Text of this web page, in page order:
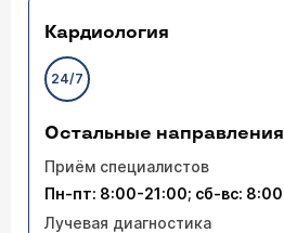
Кардиология
24/7
Остальные направления
Приём специалистов
Пн-пт: 8:00-21:00; сб-вс:
Лучевая диагностика